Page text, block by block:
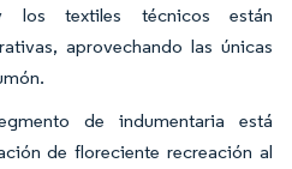
los textiles técnicos están
aprovechando las únicas
de indumentaria está
de floreciente recreación al